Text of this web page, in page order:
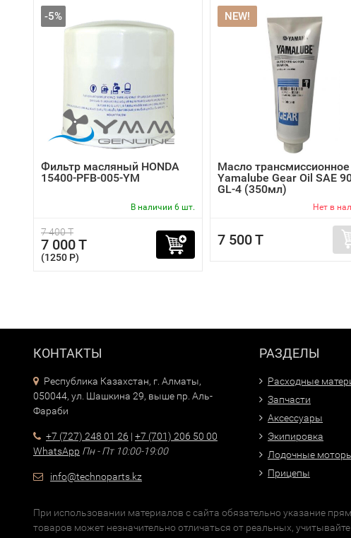
-5%
Фильтр масляный HONDA
15400-PFB-005-YM
В наличии 6 шт.
7 400 T
7 000 T
(1250 P)
NEW!
Масло трансмиссионное
Yamalube Gear Oil SAE
GL-4 (350мл)
Нет в
7 500 T
КОНТАКТЫ
Республика Казахстан, г. Алматы,
050044, ул. Шашкина 29, выше пр. Аль-
Фараби
+7 (727) 248 01 26 | +7 (701) 206 50 00
WhatsApp Пн - Пт 10:00-19:00
info@technoparts.kz
РАЗДЕЛЫ
Расходные
Запчасти
Аксессуары
Экипировка
Лодочные
Прицепы
При использовании материалов с сайта обязательно указание
товаров может незначительно отличаться от реальных,